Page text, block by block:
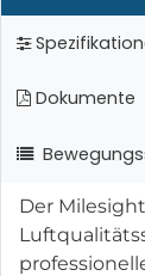
Dokumente
Der Milesight